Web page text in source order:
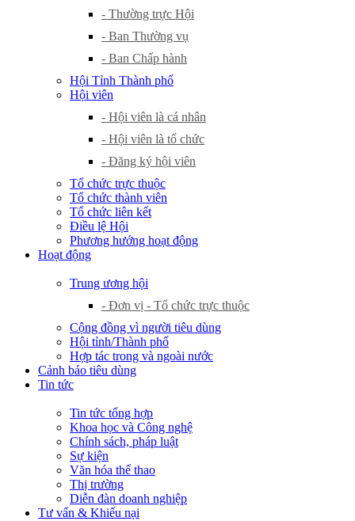
- Thường trực Hội
- Ban Thường vụ
- Ban Chấp hành
Hội Tỉnh Thành phố
Hội viên
- Hội viên là cá nhân
- Hội viên là tổ chức
- Đăng ký hội viên
Tổ chức trực thuộc
Tổ chức thành viên
Tổ chức liên kết
Điều lệ Hội
Phương hướng hoạt động
Hoạt động
Trung ương hội
- Đơn vị - Tổ chức trực thuộc
Cộng đồng vì người tiêu dùng
Hội tỉnh/Thành phố
Hợp tác trong và ngoài nước
Cảnh báo tiêu dùng
Tin tức
Tin tức tổng hợp
Khoa học và Công nghệ
Chính sách, pháp luật
Sự kiện
Văn hóa thể thao
Thị trường
Diễn đàn doanh nghiệp
Tư vấn & Khiếu nại